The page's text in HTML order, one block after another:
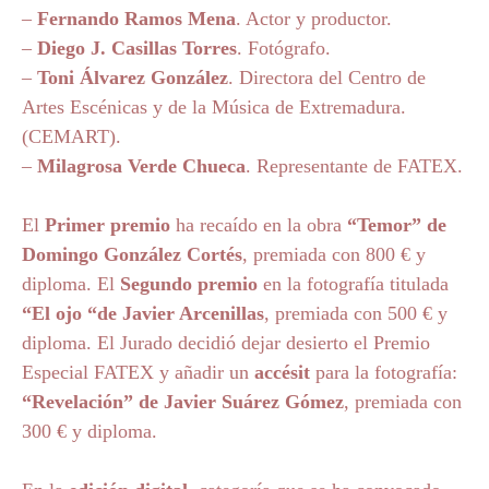
– Fernando Ramos Mena. Actor y productor.
– Diego J. Casillas Torres. Fotógrafo.
– Toni Álvarez González. Directora del Centro de
Artes Escénicas y de la Música de Extremadura.
(CEMART).
– Milagrosa Verde Chueca. Representante de FATEX.
El Primer premio ha recaído en la obra “Temor” de
Domingo González Cortés, premiada con 800 € y
diploma. El Segundo premio en la fotografía titulada
“El ojo “de Javier Arcenillas, premiada con 500 € y
diploma. El Jurado decidió dejar desierto el Premio
Especial FATEX y añadir un accésit para la fotografía:
“Revelación” de Javier Suárez Gómez, premiada con
300 € y diploma.